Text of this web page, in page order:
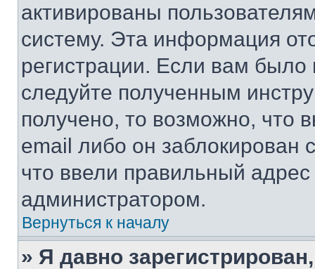
активированы
систему. Эта информация
регистрации. Если вам
следуйте полученным
получено, то возможно, что
email либо он
что ввели правильный адрес
администратором.
Вернуться к началу
» Я давно